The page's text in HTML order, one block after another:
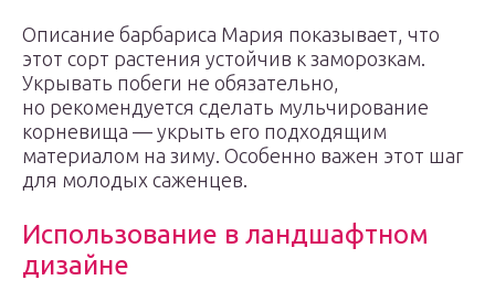
Описание барбариса Мария показывает, что
этот сорт растения устойчив к заморозкам.
Укрывать побеги не обязательно,
но рекомендуется сделать мульчирование
корневища — укрыть его подходящим
материалом на зиму. Особенно важен этот шаг
для молодых саженцев.
Использование в ландшафтном
дизайне